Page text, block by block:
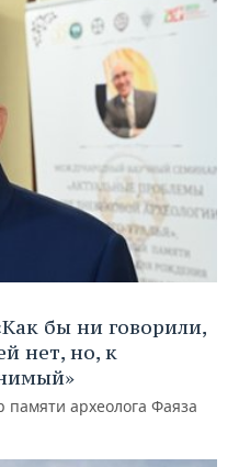
бы ни говорили,
нет, но, к
археолога Фаяза